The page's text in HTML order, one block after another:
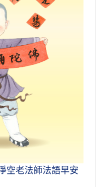
空老法師法語早安